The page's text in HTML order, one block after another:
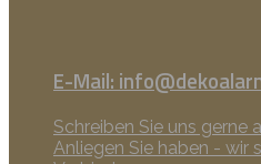
E-Mail:
Schreiben Sie uns gerne
Anliegen Sie haben - wir